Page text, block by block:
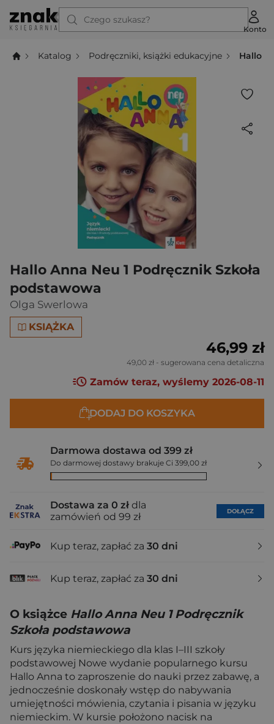
Czego szukasz?
Konto
Katalog Podręczniki, książki edukacyjne Hallo
Hallo Anna Neu 1 Podręcznik Szkoła
podstawowa
Olga Swerlowa
KSIĄŻKA
46,99 zł
49,00 zł - sugerowana cena detaliczna
Zamów teraz, wyślemy 2026-08-11
DODAJ DO KOSZYKA
Darmowa dostawa od 399 zł
Do darmowej dostawy brakuje Ci 399,00 zł
Dostawa za 0 zł dla
zamówień od 99 zł
DOŁĄCZ
Kup teraz, zapłać za 30 dni
Kup teraz, zapłać za 30 dni
O książce Hallo Anna Neu 1 Podręcznik
Szkoła podstawowa
Kurs języka niemieckiego dla klas I–III szkoły
podstawowej Nowe wydanie popularnego kursu
Hallo Anna to zaproszenie do nauki przez zabawę, a
jednocześnie doskonały wstęp do nabywania
umiejętności mówienia, czytania i pisania w języku
niemieckim. W kursie położono nacisk na